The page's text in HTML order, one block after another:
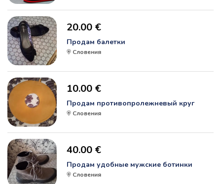
20.00 €
Продам балетки
Словения
10.00 €
Продам противопролежневый круг
Словения
40.00 €
Продам удобные мужские ботинки
Словения